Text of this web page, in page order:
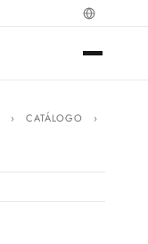
› CATÁLOGO
›